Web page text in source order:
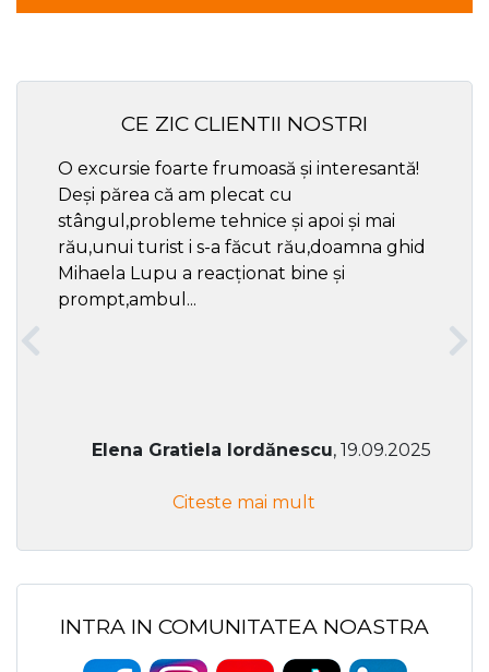
CE ZIC CLIENTII NOSTRI
O excursie foarte frumoasă și interesantă!
Deși părea că am plecat cu
stângul,probleme tehnice și apoi și mai
rău,unui turist i s-a făcut rău,doamna ghid
Mihaela Lupu a reacționat bine și
prompt,ambul...
Elena Gratiela Iordănescu, 19.09.2025
Citeste mai mult
INTRA IN COMUNITATEA NOASTRA